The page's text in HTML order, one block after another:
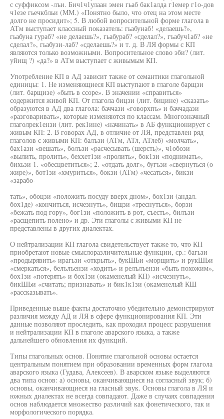
с суффиксом -лъи. Бич1ч1улаан эмен гьаб бак1алда г1емер г1о-дов
ч1езе гьечкбльи (ММ.) «Понятно было, что отец на этом месте
долго не просидит»; 5. В любой вопросительной форме глагола в
АТм выступает классный показатель: гьабунаб! «делаешь?»,
гьабуна гураб? «не делаешь?», гьабураб? «сделал?», гъабуч1аб? «не
сделал?», гьабузи-лаб? «сделаешь?» и т. д. В ЛЯ формы с КП
являются только возможными. Вопросительное слово эби? (лит.
уйищ ?) «да?» в АТм выступает с живымым КП.
Употребление КП в АД зависит также от семантики глагольной
единицы: 1. Не изменяющиеся КП выступают в глаголе барщзи
(лит. барщизе) «быть в ссоре». В значении «справиться»
содержится живой КП. От глагола бицзи (лит. бицине) «сказать»
образуются в АД два глагола: баччази «говорхпъ» и баччадази
«разговаривать», которые изменяются по классам. Многозначный
глаголрек1ензи (лит. рек1ине) «начинать» в АБ функционирует с
живым КП: 2. В говорах АД, в отличие от ЛЯ, представлен ряд
глаголов с живыми КП: балъзи (АТм, АТл, АТлеб) «молчать»,
бах1ази «вешать», болъзи «расчесывать (шерсть)», ч1обози
«вылить, пролить», беххет1зи «пролить», бок1зи «поднимать»,
бихьзи 1. «обесцветиться»; 2. «отдать долг», бугъзи «свернуться (о
жире)», бот1зи «хмуриться», бокзи (АТм) «чесаться», бикзи
«зарабо-
тать», обоцзи «положить посуду вверх дном», бох1зи (андал.
бох1де) «кончиться, исчезнуть», бищзи «треснуться», борзи
«бежать под гору», бог1зи «положить в рот, съесть», билъзи
«расщепить полено» и др. Эти глаголы с живыми КП не
представлены в других диалектах.
О нейтрализации КП глагола свидетельствует также то, что КП
приобретают новые смыслоразличительные функции, ср.: багьзи
«продырявить» ирагьзи «открыть», букШЬи «морщить» и рукШЬи
«смеркаться», белълъензи «ходить» и релълъензи «быть похожим»,
бох1зи «потерять» и бох1зи (окаменелый КП) «исчезнуть»,
бикШЬи «считать; признавать» и бик1к1зи (окаменелый КШ
«рассказывать».
Приведенные выше факты достаточно убедительно демонстрируют
различия между АД и ЛЯ в сфере функционирования КП. Эти
данные позволяют проследить, как проходил процесс разрушения
и нейтрализации КП в глаголе аварского языка, а также
дальнейшего обновления их функций.
Типы глагольных основ. Понятие глагольной основы остается
центральным понятием при образовании временных форм глагола
аварского языка (Гудава, Алексеев). В аварском языке выделяются
два типа основ: а) основы, оканчивающиеся на согласный звук; б)
основы, оканчивающиеся на гласный звук. Основы глагола в ЛЯ и
южных диалектах не всегда совпадают. Даже в случаях совпадения
основ наблюдается множество различий как фонетического, так и
морфологического порядка.